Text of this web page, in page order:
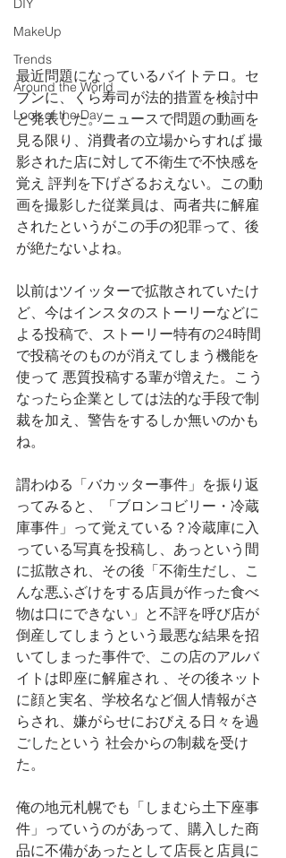
DIY
MakeUp
Trends
Around the World
Look of the Day
最近問題になっているバイトテロ。セ
ブンに、くら寿司が法的措置を検討中
と発表した。ニュースで問題の動画を
見る限り、消費者の立場からすれば 撮
影された店に対して不衛生で不快感を
覚え 評判を下げざるおえない。この動
画を撮影した従業員は、両者共に解雇
されたというがこの手の犯罪って、後
が絶たないよね。
以前はツイッターで拡散されていたけ
ど、今はインスタのストーリーなどに
よる投稿で、ストーリー特有の24時間
で投稿そのものが消えてしまう機能を
使って 悪質投稿する輩が増えた。こう
なったら企業としては法的な手段で制
裁を加え、警告をするしか無いのかも
ね。
謂わゆる「バカッター事件」を振り返
ってみると、「ブロンコビリー・冷蔵
庫事件」って覚えている？冷蔵庫に入
っている写真を投稿し、あっという間
に拡散され、その後「不衛生だし、こ
んな悪ふざけをする店員が作った食べ
物は口にできない」と不評を呼び店が
倒産してしまうという最悪な結果を招
いてしまった事件で、この店のアルバ
イトは即座に解雇され 、その後ネット
に顔と実名、学校名など個人情報がさ
らされ、嫌がらせにおびえる日々を過
ごしたという 社会からの制裁を受け
た。
俺の地元札幌でも「しまむら土下座事
件」っていうのがあって、購入した商
品に不備があったとして店長と店員に